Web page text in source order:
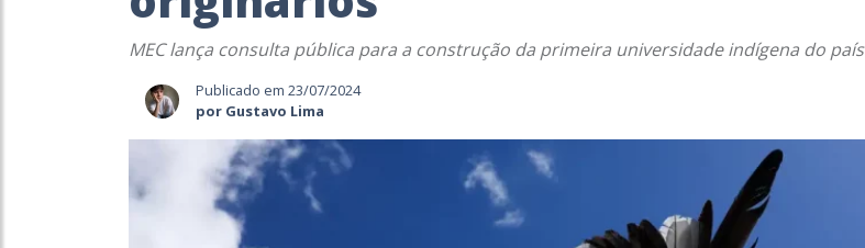
MEC lança consulta pública para a construção da primeira universidade indígena do país
Publicado em 23/07/2024
por Gustavo Lima